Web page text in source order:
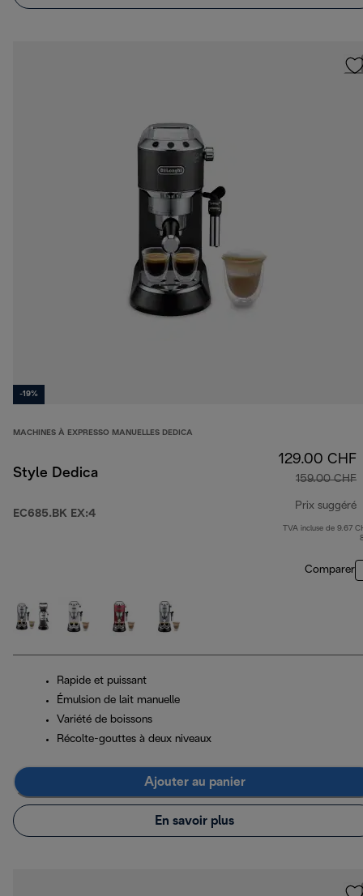
-19%
MACHINES À EXPRESSO MANUELLES DEDICA
Style Dedica
EC685.BK EX:4
129.00 CHF
159.00 CHF
Prix suggéré
TVA incluse de 9.67
Comparer
Rapide et puissant
Émulsion de lait manuelle
Variété de boissons
Récolte-gouttes à deux niveaux
Ajouter au panier
En savoir plus